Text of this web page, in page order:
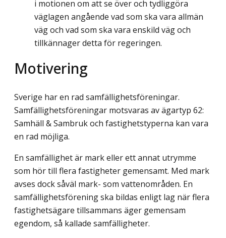
i motionen om att se över och tydliggöra
väglagen angående vad som ska vara allmän
väg och vad som ska vara enskild väg och
tillkännager detta för regeringen.
Motivering
Sverige har en rad samfällighetsföreningar.
Samfällighetsföreningar motsvaras av ägartyp 62:
Samhäll & Sambruk och fastighetstyperna kan vara
en rad möjliga.
En samfällighet är mark eller ett annat utrymme
som hör till flera fastigheter gemen­samt. Med mark
avses dock såväl mark- som vattenområden. En
samfällighetsförening ska bildas enligt lag när flera
fastighetsägare tillsammans äger gemensam
egendom, så kallade samfälligheter.